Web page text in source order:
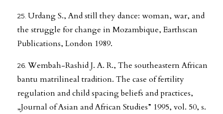
Urdang S., And still they dance: woman, war, and
the struggle for change in Mozambique, Earthscan
Publications, London 1989.
Wembah-Rashid J. A. R., The southeastern African
bantu matrilineal tradition. The case of fertility
regulation and child spacing beliefs and practices,
„Journal of Asian and African Studies” 1995, vol. 50, s.